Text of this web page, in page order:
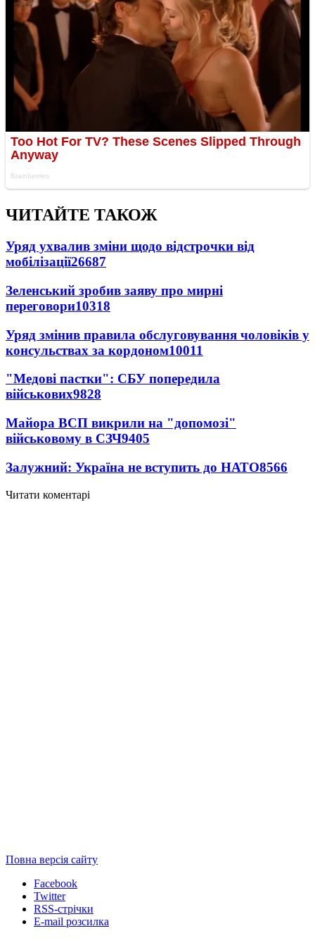
ЧИТАЙТЕ ТАКОЖ
Уряд ухвалив зміни щодо відстрочки від
мобілізації26687
Зеленський зробив заяву про мирні
переговори10318
Уряд змінив правила обслуговування чоловіків у
консульствах за кордоном10011
"Медові пастки": СБУ попередила
військових9828
Майора ВСП викрили на "допомозі"
військовому в СЗЧ9405
Залужний: Україна не вступить до НАТО8566
Читати коментарі
Повна версія сайту
Facebook
Twitter
RSS-стрічки
E-mail розсилка